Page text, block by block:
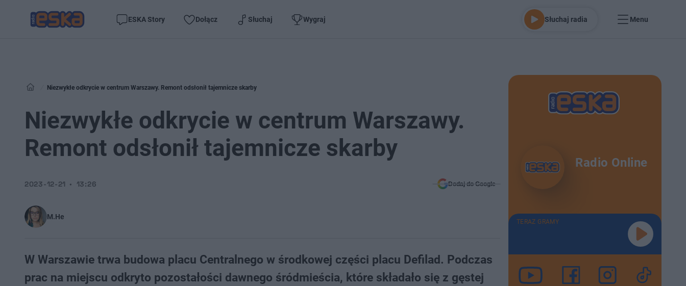
ESKA Story Dołącz Słuchaj Wygraj Słuchaj radia Menu
Niezwykłe odkrycie w centrum Warszawy. Remont odsłonił tajemnicze skarby
Niezwykłe odkrycie w centrum Warszawy.
Remont odsłonił tajemnicze skarby
M.He
2023-12-21 13:26 Dodaj do Google
W Warszawie trwa budowa placu Centralnego w środkowej części placu Defilad. Podczas
prac na miejscu odkryto pozostałości dawnego śródmieścia, które składało się z gęstej
Radio Online
TERAZ GRAMY